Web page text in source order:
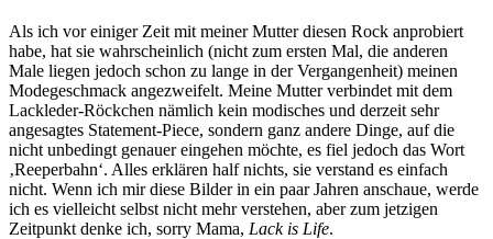
Als ich vor einiger Zeit mit meiner Mutter diesen Rock anprobiert
habe, hat sie wahrscheinlich (nicht zum ersten Mal, die anderen
Male liegen jedoch schon zu lange in der Vergangenheit) meinen
Modegeschmack angezweifelt. Meine Mutter verbindet mit dem
Lackleder-Röckchen nämlich kein modisches und derzeit sehr
angesagtes Statement-Piece, sondern ganz andere Dinge, auf die
nicht unbedingt genauer eingehen möchte, es fiel jedoch das Wort
‚Reeperbahn‘. Alles erklären half nichts, sie verstand es einfach
nicht. Wenn ich mir diese Bilder in ein paar Jahren anschaue, werde
ich es vielleicht selbst nicht mehr verstehen, aber zum jetzigen
Zeitpunkt denke ich, sorry Mama, Lack is Life.